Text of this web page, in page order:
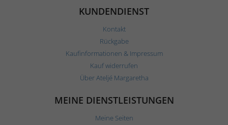
KUNDENDIENST
Kontakt
Rückgabe
Kaufinformationen & Impressum
Kauf widerrufen
Über Ateljé Margaretha
MEINE DIENSTLEISTUNGEN
Meine Seiten